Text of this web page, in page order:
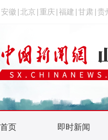
安徽 北京 重庆 福建 甘肃 贵
首页 即时新闻